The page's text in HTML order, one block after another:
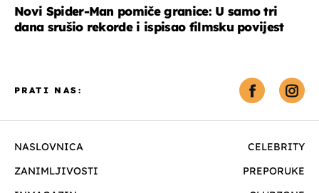
Novi Spider-Man pomiče granice: U samo tri
dana srušio rekorde i ispisao filmsku povijest
NASLOVNICA
CELEBRITY
ZANIMLJIVOSTI
PREPORUKE
PRATI NAS: